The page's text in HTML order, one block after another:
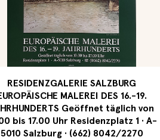
RESIDENZGALERIE SALZBURG
MALEREI DES 16.-19.
Geöffnet täglich von
bis 17.00 Uhr Residenzplatz 1 · A-
5010 Salzburg · (662) 8042/2270